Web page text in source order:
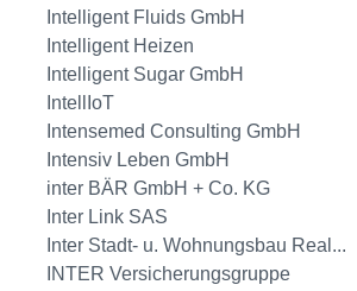
Intelligent Fluids GmbH
Intelligent Heizen
Intelligent Sugar GmbH
IntellIoT
Intensemed Consulting GmbH
Intensiv Leben GmbH
inter BÄR GmbH + Co. KG
Inter Link SAS
Inter Stadt- u. Wohnungsbau Real...
INTER Versicherungsgruppe